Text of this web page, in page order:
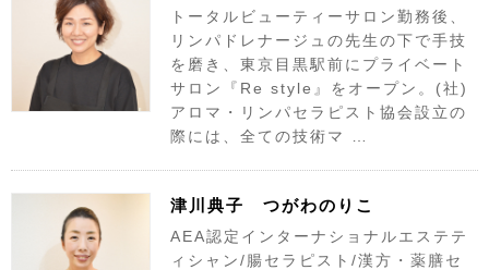
トータルビューティーサロン勤務後、
リンパドレナージュの先生の下で手技
を磨き、東京目黒駅前にプライベート
サロン『Re style』をオープン。(社)
アロマ・リンパセラピスト協会設立の
際には、全ての技術マ …
津川典子 つがわのりこ
AEA認定インターナショナルエステテ
ィシャン/腸セラピスト/漢方・薬膳セ